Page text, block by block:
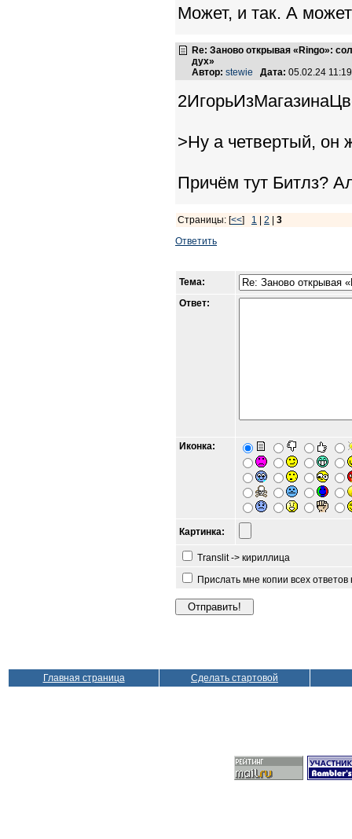
Может, и так. А
Re: Заново открывая «Ringo»:
дух»
Автор: stewie Дата: 05.02.24
>Ну а четвертый, он
Причём тут Битлз?
Страницы: [<<] 1 2
3
Ответить
Тема:
Ответ:
Иконка:
Картинка:
Translit -> кириллица
Прислать мне копии всех
Главная страница Сделать стартовой